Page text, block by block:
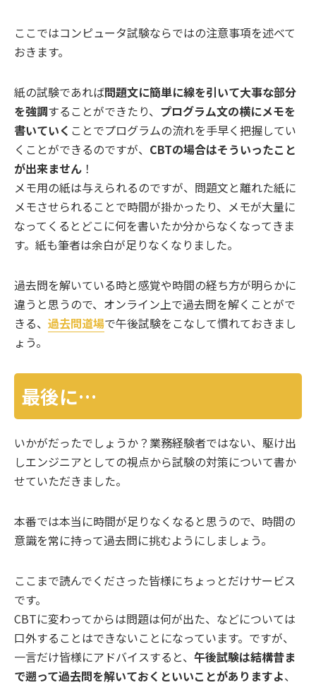
ここではコンピュータ試験ならではの注意事項を述べて
おきます。
紙の試験であれば問題文に簡単に線を引いて大事な部分
を強調することができたり、 プログラム文の横にメモを
書いていく ことでプログラムの流れを手早く把握してい
くことができるのですが、 CBTの場合はそういったこと
が出来ません ！
メモ用の紙は与えられるのですが、問題文と離れた紙に
メモさせられることで時間が掛かったり、メモが大量に
なってくるとどこに何を書いたか分からなくなってきま
す。紙も筆者は余白が足りなくなりました。
過去問を解いている時と感覚や時間の経ち方が明らかに
違うと思うので、オンライン上で過去問を解くことがで
きる、 過去問道場で午後試験をこなして慣れておきまし
ょう。
最後に…
いかがだったでしょうか？業務経験者ではない、駆け出
しエンジニアとしての視点から試験の対策について書か
せていただきました。
本番では本当に時間が足りなくなると思うので、時間の
意識を常に持って過去問に挑むようにしましょう。
ここまで読んでくださった皆様にちょっとだけサービス
です。
CBTに変わってからは問題は何が出た、などについては
口外することはできないことになっています。ですが、
一言だけ皆様にアドバイスすると、 午後試験は結構昔ま
で遡って過去問を解いておくといいことがありますよ、